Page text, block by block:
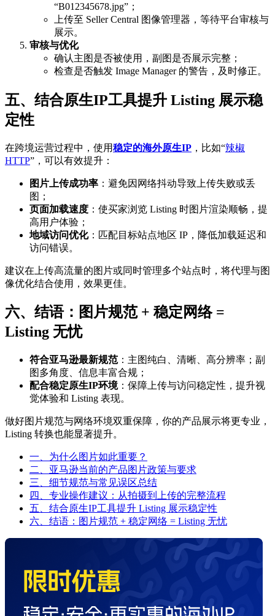
“B012345678.jpg”；
上传至 Seller Central 图像管理器，等待平台审核与
展示。
审核与优化
确认主图是否被使用，副图是否展示完整；
检查是否触发 Image Manager 的警告，及时修正。
五、结合原生IP工具提升 Listing 展示稳
定性
在跨境运营过程中，使用稳定的海外原生IP ，比如“辣椒
HTTP”，可以有效提升：
图片上传成功率 ：避免因网络抖动导致上传失败或丢
图；
页面加载速度 ：使买家浏览 Listing 时图片渲染顺畅，提
高用户体验；
地域访问优化：匹配目标站点地区 IP，降低加载延迟和
访问错误。
建议在上传高流量的图片或同时管理多个站点时，将代理与图
像优化结合使用，效果更佳。
六、结语：图片规范 + 稳定网络 =
Listing 无忧
符合亚马逊最新规范：主图纯白、清晰、高分辨率；副
图多角度、信息丰富合规；
配合稳定原生IP环境：保障上传与访问稳定性，提升视
觉体验和 Listing 表现。
做好图片规范与网络环境双重保障，你的产品展示将更专业，
Listing 转换也能显著提升。
一、为什么图片如此重要？
二、亚马逊当前的产品图片政策与要求
三、细节规范与常见误区总结
四、专业操作建议：从拍摄到上传的完整流程
五、结合原生IP工具提升 Listing 展示稳定性
六、结语：图片规范 + 稳定网络 = Listing 无忧